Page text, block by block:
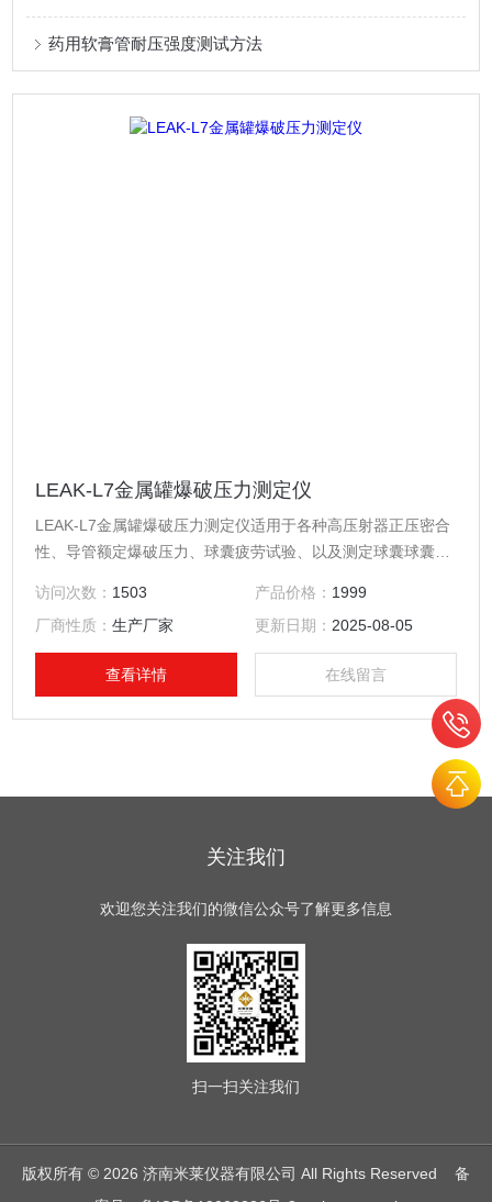
药用软膏管耐压强度测试方法
LEAK-L7金属罐爆破压力测定仪
LEAK-L7金属罐爆破压力测定仪适用于各种高压射器正压密合
性、导管额定爆破压力、球囊疲劳试验、以及测定球囊球囊直
管高压泄漏等功能的量化测定以及其它密封件的气密性和爆破
力测试。
访问次数： 1503 产品价格： 1999
厂商性质：生产厂家 更新日期： 2025-08-05
查看详情 在线留言
关注我们
欢迎您关注我们的微信公众号了解更多信息
扫一扫关注我们
版权所有 © 2026 济南米莱仪器有限公司 All Rights Reserved 备